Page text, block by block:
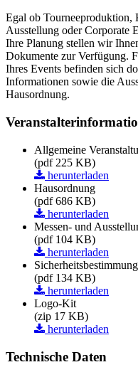
Egal ob Tourneeproduktion,
Ausstellung oder Corporate
Ihre Planung stellen wir
Dokumente zur Verfügung.
Ihres Events befinden sich
Informationen sowie die
Hausordnung.
Allgemeine
(pdf 225 KB)
herunterladen
Hausordnung
(pdf 686 KB)
herunterladen
Messen- und
(pdf 104 KB)
herunterladen
(pdf 134 KB)
herunterladen
Logo-Kit
(zip 17 KB)
herunterladen
Technische Daten